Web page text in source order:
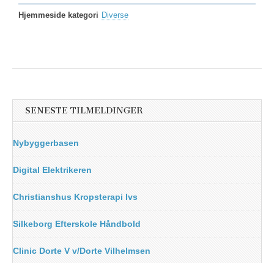
Hjemmeside kategori Diverse
SENESTE TILMELDINGER
Nybyggerbasen
Digital Elektrikeren
Christianshus Kropsterapi Ivs
Silkeborg Efterskole Håndbold
Clinic Dorte V v/Dorte Vilhelmsen